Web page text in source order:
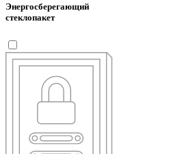
Энергосберегающий
стеклопакет